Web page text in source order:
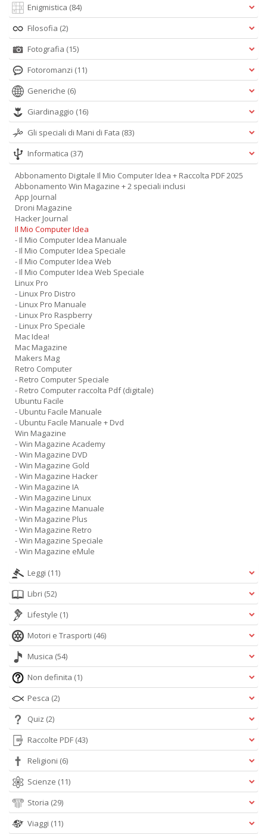
Enigmistica (84)
Filosofia (2)
Fotografia (15)
Fotoromanzi (11)
Generiche (6)
Giardinaggio (16)
Gli speciali di Mani di Fata (83)
Informatica (37)
Abbonamento Digitale Il Mio Computer Idea + Raccolta PDF 2025
Abbonamento Win Magazine + 2 speciali inclusi
App Journal
Droni Magazine
Hacker Journal
Il Mio Computer Idea
- Il Mio Computer Idea Manuale
- Il Mio Computer Idea Speciale
- Il Mio Computer Idea Web
- Il Mio Computer Idea Web Speciale
Linux Pro
- Linux Pro Distro
- Linux Pro Manuale
- Linux Pro Raspberry
- Linux Pro Speciale
Mac Idea!
Mac Magazine
Makers Mag
Retro Computer
- Retro Computer Speciale
- Retro Computer raccolta Pdf (digitale)
Ubuntu Facile
- Ubuntu Facile Manuale
- Ubuntu Facile Manuale + Dvd
Win Magazine
- Win Magazine Academy
- Win Magazine DVD
- Win Magazine Gold
- Win Magazine Hacker
- Win Magazine IA
- Win Magazine Linux
- Win Magazine Manuale
- Win Magazine Plus
- Win Magazine Retro
- Win Magazine Speciale
- Win Magazine eMule
Leggi (11)
Libri (52)
Lifestyle (1)
Motori e Trasporti (46)
Musica (54)
Non definita (1)
Pesca (2)
Quiz (2)
Raccolte PDF (43)
Religioni (6)
Scienze (11)
Storia (29)
Viaggi (11)